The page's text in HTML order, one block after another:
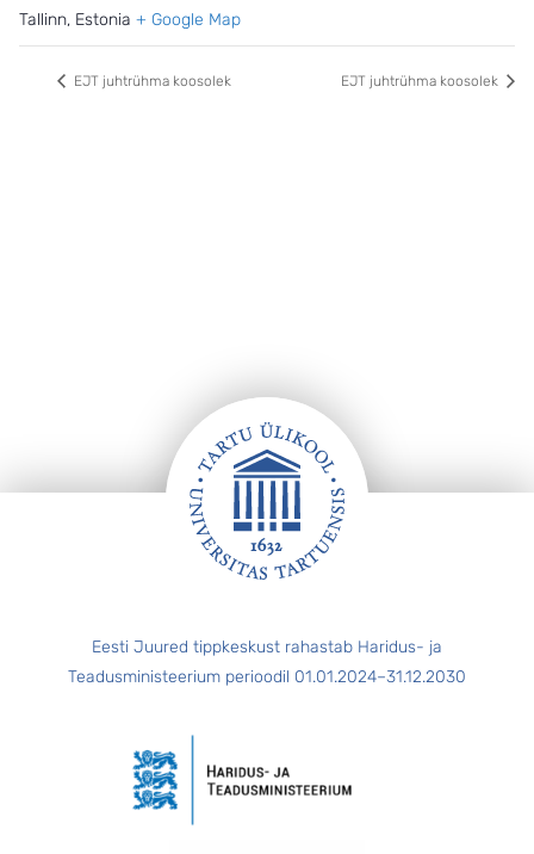
Tallinn, Estonia + Google Map
EJT juhtrühma koosolek EJT juhtrühma koosolek
Eesti Juured tippkeskust rahastab Haridus- ja
Teadusministeerium perioodil 01.01.2024–31.12.2030